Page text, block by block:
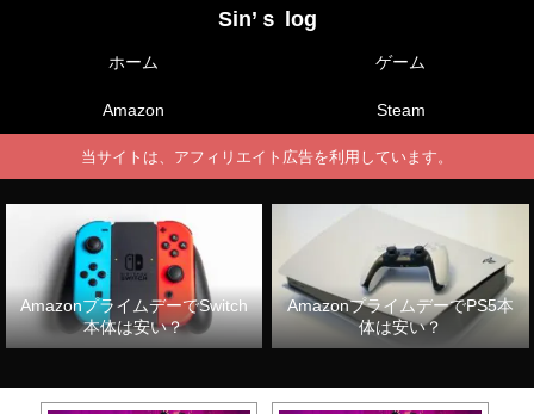
Sin’ｓ log
ホーム ゲーム
Amazon Steam
当サイトは、アフィリエイト広告を利用しています。
AmazonプライムデーでSwitch
本体は安い？
AmazonプライムデーでPS5本
体は安い？